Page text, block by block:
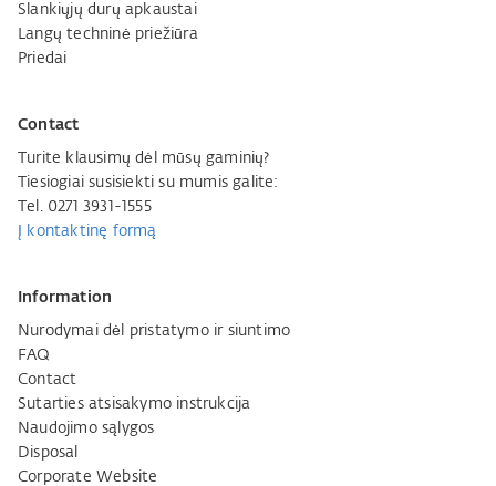
Slankiųjų durų apkaustai
Langų techninė priežiūra
Priedai
Contact
Turite klausimų dėl mūsų gaminių?
Tiesiogiai susisiekti su mumis galite:
Tel. 0271 3931-1555
Į kontaktinę formą
Information
Nurodymai dėl pristatymo ir siuntimo
FAQ
Contact
Sutarties atsisakymo instrukcija
Naudojimo sąlygos
Disposal
Corporate Website